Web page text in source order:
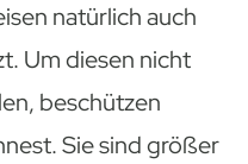
natürlich auch
Um diesen nicht
beschützen
Sie sind größer